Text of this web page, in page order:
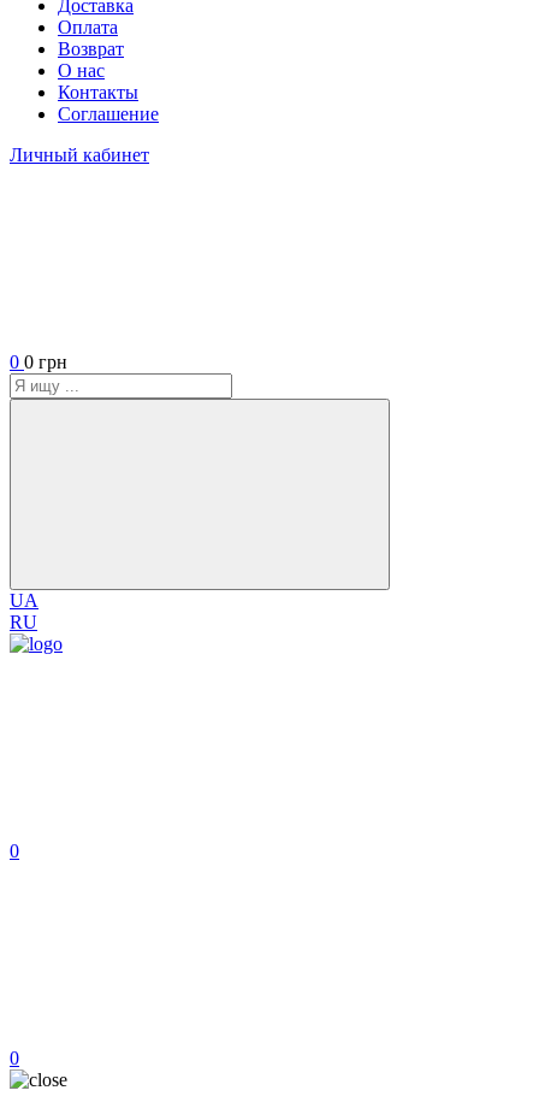
Доставка
Оплата
Возврат
О нас
Контакты
Соглашение
Личный кабинет
0 0 грн
UA
RU
0
0